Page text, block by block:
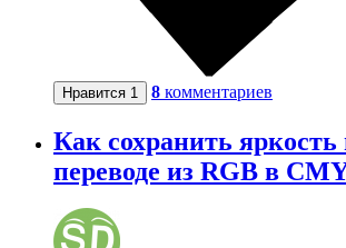
Нравится 1 8 комментариев
Как сохранить яркость
переводе из RGB в